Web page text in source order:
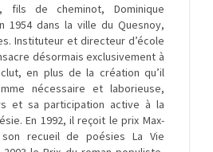
fils de cheminot, Dominique
1954 dans la ville du Quesnoy,
Instituteur et directeur d’école
désormais exclusivement à
en plus de la création qu’il
nécessaire et laborieuse,
et sa participation active à la
En 1992, il reçoit le prix Max-
recueil de poésies La Vie